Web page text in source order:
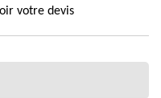
votre devis